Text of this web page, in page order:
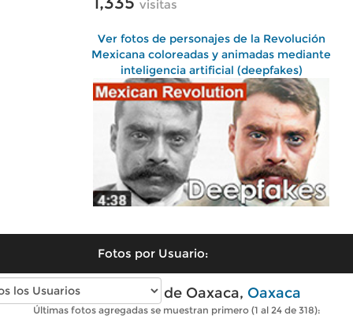
visitas
Ver fotos de personajes de la Revolución
Mexicana coloreadas y animadas mediante
inteligencia artificial (deepfakes)
Fotos por Usuario:
Fotos antiguas de Oaxaca, Oaxaca
Últimas fotos agregadas se muestran primero (1 al 24 de 318):